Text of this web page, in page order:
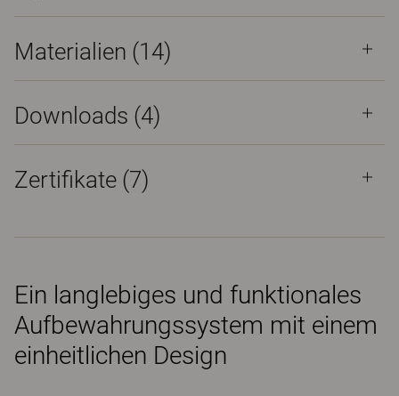
Materialien (14)
Downloads (4)
Zertifikate (7)
Ein langlebiges und funktionales
Aufbewahrungssystem mit einem
einheitlichen Design